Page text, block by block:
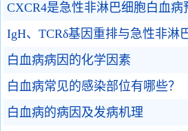
CXCR4是急性非淋巴细胞白血
IgH、TCRδ基因重排与急性非淋
白血病病因的化学因素
白血病常见的感染部位有哪些？
白血病的病因及发病机理